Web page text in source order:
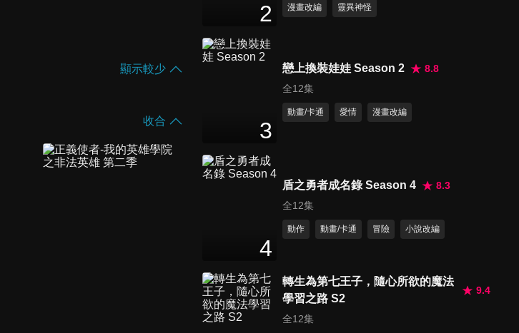
顯示較少
收合
第11集 肉體的價值
第12集 面紗所遮住的東西
2 漫畫改編 靈異神怪
3
戀上換裝娃娃 Season 2
8.8
全12集
動畫/卡通 愛情 漫畫改編
4
盾之勇者成名錄 Season 4
8.3
全12集
動作 動畫/卡通 冒險 小說改編
轉生為第七王子，隨心所欲的魔法
學習之路 S2
9.4
全12集